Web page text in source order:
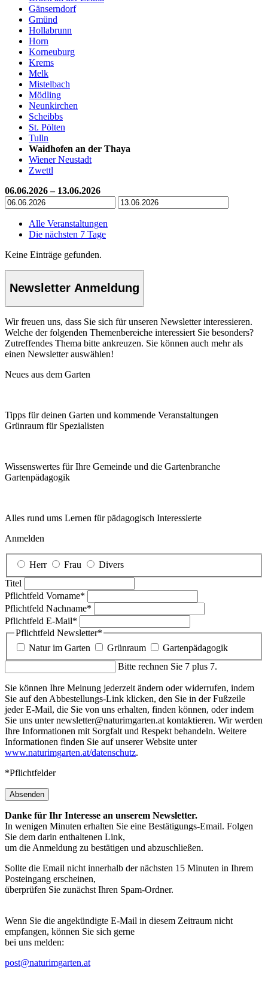
Gänserndorf
Gmünd
Hollabrunn
Horn
Korneuburg
Krems
Melk
Mistelbach
Mödling
Neunkirchen
Scheibbs
St. Pölten
Tulln
Waidhofen an der Thaya
Wiener Neustadt
Zwettl
06.06.2026 – 13.06.2026
Alle Veranstaltungen
Die nächsten 7 Tage
Keine Einträge gefunden.
Newsletter Anmeldung
Wir freuen uns, dass Sie sich für unseren Newsletter interessieren.
Welche der folgenden Themenbereiche interessiert Sie besonders?
Zutreffendes Thema bitte ankreuzen. Sie können auch mehr als
einen Newsletter auswählen!
Neues aus dem Garten
Tipps für deinen Garten und kommende Veranstaltungen
Grünraum für Spezialisten
Wissenswertes für Ihre Gemeinde und die Gartenbranche
Garten­pädagogik
Alles rund ums Lernen für pädagogisch Interessierte
Anmelden
Herr Frau
Divers
Titel
Pflichtfeld Vorname*
Pflichtfeld Nachname*
Pflichtfeld E-Mail*
Pflichtfeld Newsletter*
Natur im Garten
Grünraum
Gartenpädagogik
Bitte rechnen Sie 7 plus 7.
Sie können Ihre Meinung jederzeit ändern oder widerrufen, indem
Sie auf den Abbestellungs-Link klicken, den Sie in der Fußzeile
jeder E-Mail, die Sie von uns erhalten, finden können, oder indem
Sie uns unter newsletter@naturimgarten.at kontaktieren. Wir werden
Ihre Informationen mit Sorgfalt und Respekt behandeln. Weitere
Informationen finden Sie auf unserer Website unter
www.naturimgarten.at/datenschutz.
*Pflichtfelder
Absenden
Danke für Ihr Interesse an unserem Newsletter.
In wenigen Minuten erhalten Sie eine Bestätigungs-Email. Folgen
Sie dem darin enthaltenen Link,
um die Anmeldung zu bestätigen und abzuschließen.
Sollte die Email nicht innerhalb der nächsten 15 Minuten in Ihrem
Posteingang erscheinen,
überprüfen Sie zunächst Ihren Spam-Ordner.
Wenn Sie die angekündigte E-Mail in diesem Zeitraum nicht
empfangen, können Sie sich gerne
bei uns melden:
post@naturimgarten.at